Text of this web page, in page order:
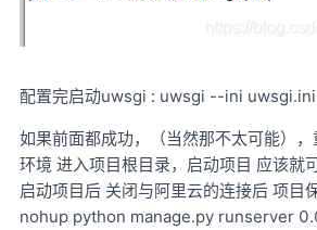
配置完启动uwsgi : uwsgi --ini uwsgi.ini
如果前面都成功，（当然那不太可能）
环境 进入项目根目录，启动项目 应该就
启动项目后 关闭与阿里云的连接后 项目
nohup python manage.py runserver